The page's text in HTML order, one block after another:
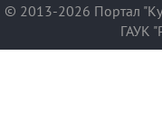
© 2013-2026 Портал
ГАУК